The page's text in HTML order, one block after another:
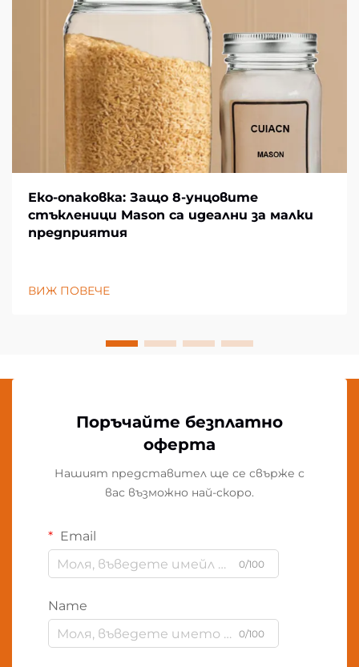
Еко-опаковка: Защо 8-унцовите
стъкленици Mason са идеални за малки
предприятия
ВИЖ ПОВЕЧЕ
Поръчайте безплатно
оферта
Нашият представител ще се свърже с
вас възможно най-скоро.
Email
0/100
Name
0/100